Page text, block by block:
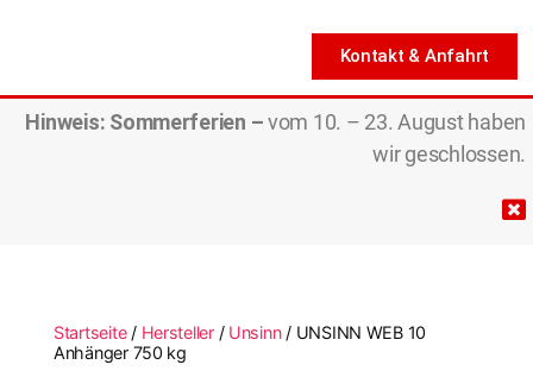
Kontakt & Anfahrt
Hinweis: Sommerferien –vom 10. – 23. August haben
wir geschlossen.
Startseite/ Hersteller/ Unsinn/ UNSINN WEB 10
Anhänger 750 kg